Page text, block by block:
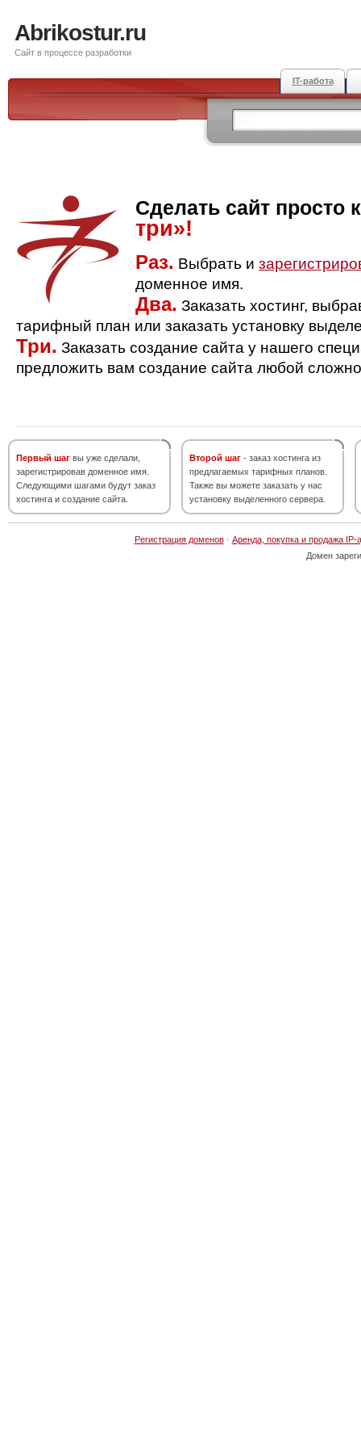
Abrikostur.ru
Сайт в процессе разработки
IT-работа
Сделать сайт просто
три»!
Раз. Выбрать и
доменное имя.
Два. Заказать хостинг,
тарифный план или заказать установку
Три. Заказать создание сайта у нашего
предложить вам создание сайта любой
Первый шаг вы уже сделали,
зарегистрировав доменное имя.
Следующими шагами будут заказ
хостинга и создание сайта.
Второй шаг - заказ хостинга из
предлагаемых тарифных планов.
Также вы можете заказать у нас
установку выделенного сервера.
Регистрация доменов· Аренда, покупка и продажа IP-
Домен